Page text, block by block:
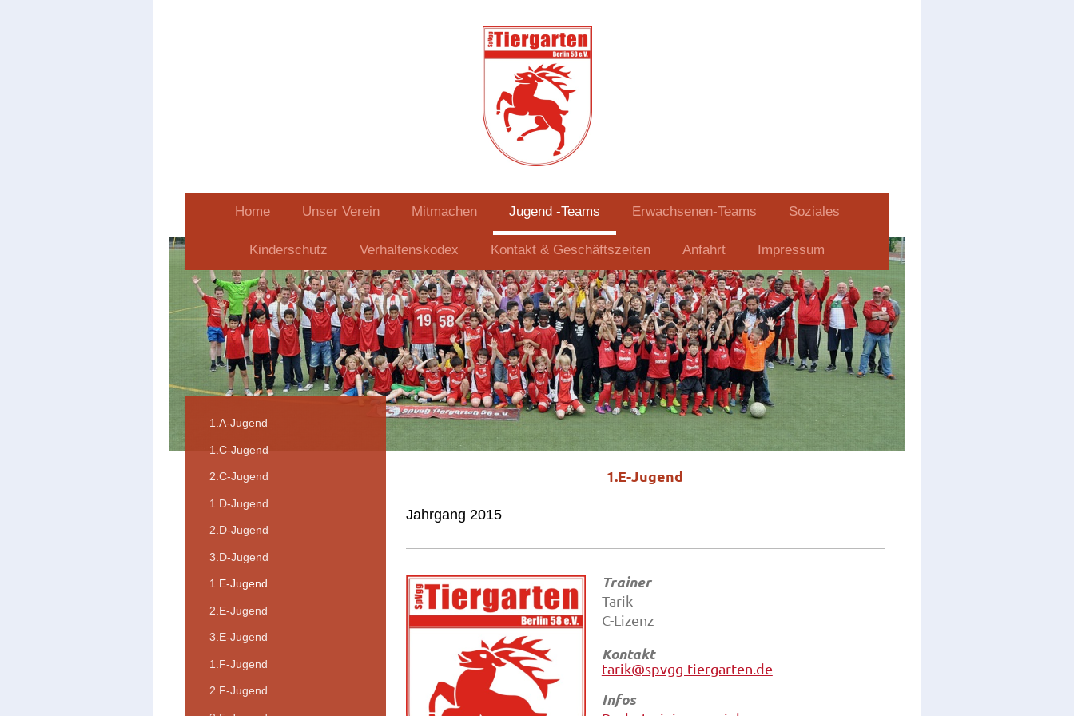
Home Unser Verein Mitmachen Jugend -Teams Erwachsenen-Teams Soziales
Kinderschutz Verhaltenskodex Kontakt & Geschäftszeiten Anfahrt Impressum
1.E-Jugend
Jahrgang 2015
Trainer
Tarik
C-Lizenz
Kontakt
tarik@spvgg-tiergarten.de
Infos
1.A-Jugend
1.C-Jugend
2.C-Jugend
1.D-Jugend
2.D-Jugend
3.D-Jugend
1.E-Jugend
2.E-Jugend
3.E-Jugend
1.F-Jugend
2.F-Jugend